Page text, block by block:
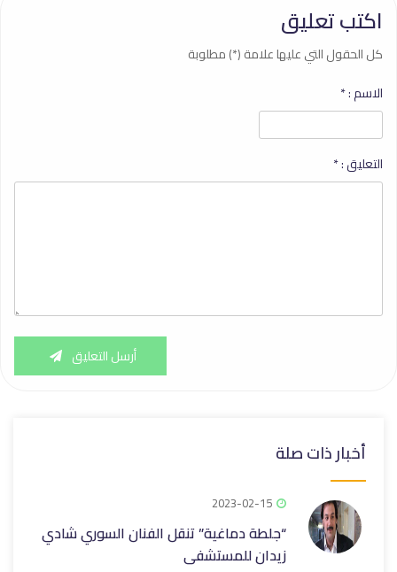
اكتب تعليق
كل الحقول التي عليها علامة (*) مطلوبة
الاسم :*
التعليق :*
أرسل التعليق
أخبار ذات صلة
2023-02-15
“جلطة دماغية” تنقل الفنان السوري شادي
زيدان للمستشفى